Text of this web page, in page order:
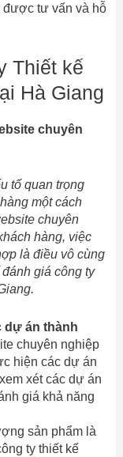
được tư vấn và hỗ
Thiết kế
Hà Giang
chuyên
tố quan trọng
một cách
chuyên
hàng, việc
là điều vô cùng
giá công ty
dự án thành
chuyên nghiệp
hiện các dự án
xét các dự án
giá khả năng
sản phẩm là
ty thiết kế